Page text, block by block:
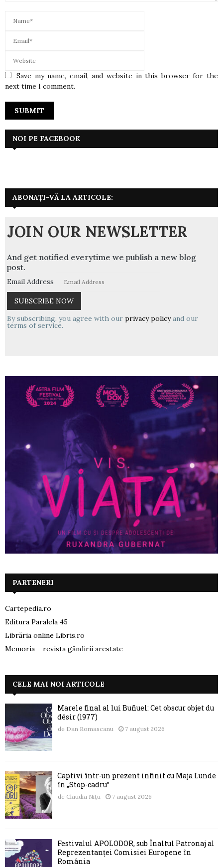
Save my name, email, and website in this browser for the
next time I comment.
NOI PE FACEBOOK
ABONAȚI-VĂ LA ARTICOLE:
JOIN OUR NEWSLETTER
And get notified everytime we publish a new blog
post.
Email Address
By subscribing, you agree with our privacy policyand our
terms of service.
PARTENERI
Cartepedia.ro
Editura Paralela 45
Librăria online Libris.ro
Memoria – revista gândirii arestate
CELE MAI NOI ARTICOLE
Marele final al lui Buñuel: Cet obscur objet du
désir (1977)
de Dan Romascanu 7 august 2026
Captivi într-un prezent infinit cu Maja Lunde
în „Stop-cadru”
de Claudia Nițu 7 august 2026
Festivalul APOLODOR, sub Înaltul Patronaj al
Reprezentanței Comisiei Europene în
România